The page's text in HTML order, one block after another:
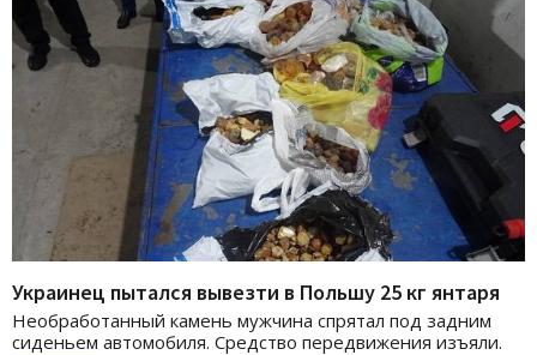
Украинец пытался вывезти в Польшу 25 кг янтаря
Необработанный камень мужчина спрятал под задним
сиденьем автомобиля. Средство передвижения изъяли.